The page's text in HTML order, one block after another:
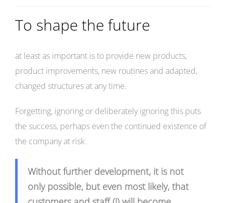
To shape the future
at least as important is to provide new products,
product improvements, new routines and adapted,
changed structures at any time.
Forgetting, ignoring or deliberately ignoring this puts
the success, perhaps even the continued existence of
the company at risk.
Without further development, it is not
only possible, but even most likely, that